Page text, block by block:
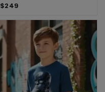
$249